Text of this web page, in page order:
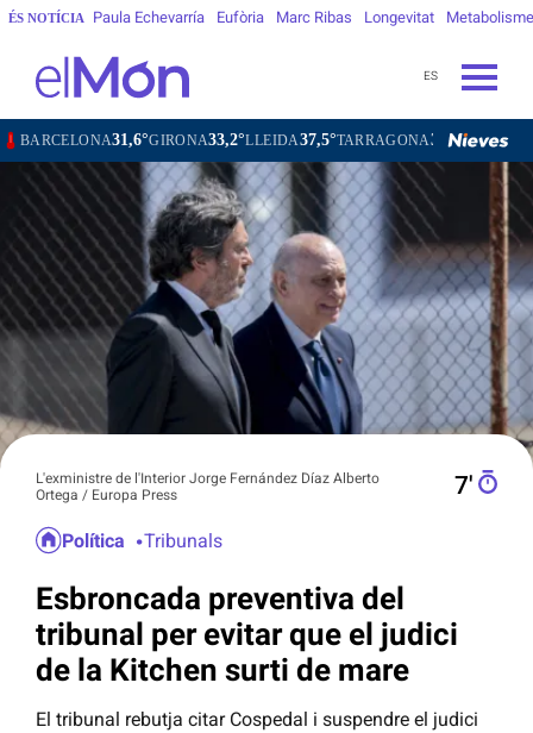
ÉS NOTÍCIA Paula Echevarría Eufòria Marc Ribas Longevitat Metabolisme
ES
31,6°GIRONA33,2°LLEIDA37,5°TARRAGONA30,5°TORTOSA34,5°
L'exministre de l'Interior Jorge Fernández Díaz Alberto
Ortega / Europa Press
7′
Política Tribunals
Esbroncada preventiva del
tribunal per evitar que el judici
de la Kitchen surti de mare
El tribunal rebutja citar Cospedal i suspendre el judici